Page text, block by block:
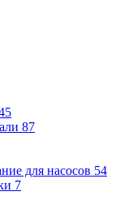
87
для насосов 54
7